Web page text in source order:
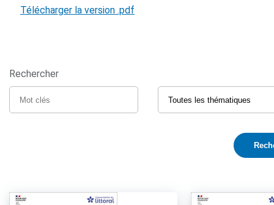
Télécharger la version .pdf
Rechercher